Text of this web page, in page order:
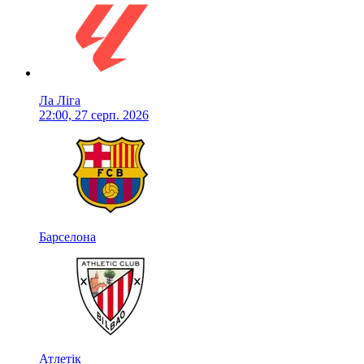
Ла Ліга
22:00, 27 серп. 2026
Барселона
Атлетік